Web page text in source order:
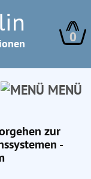
0
MENÜ
zur
-